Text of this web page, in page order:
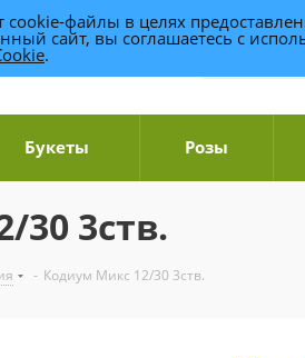
цветов по Уфе
Букеты Розы
30 3ств.
- Кодиум Микс 12/30 3ств.
файлы в целях
сайт, вы соглашаетесь с
.